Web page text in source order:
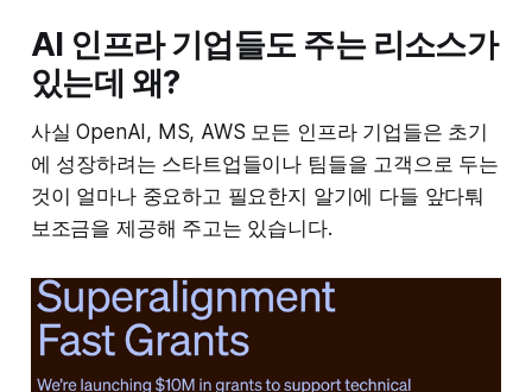
AI 인프라 기업들도 주는 리소스가
있는데 왜?
사실 OpenAI, MS, AWS 모든 인프라 기업들은 초기
에 성장하려는 스타트업들이나 팀들을 고객으로 두는
것이 얼마나 중요하고 필요한지 알기에 다들 앞다퉈
보조금을 제공해 주고는 있습니다.